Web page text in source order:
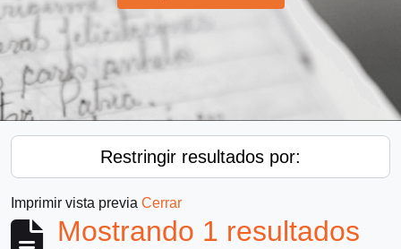
Restringir resultados por:
Imprimir vista previa Cerrar
Mostrando 1 resultados